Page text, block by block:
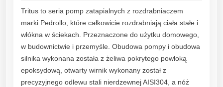
Tritus to seria pomp zatapialnych z rozdrabniaczem
marki Pedrollo, które całkowicie rozdrabniają ciała stałe i
włókna w ściekach. Przeznaczone do użytku domowego,
w budownictwie i przemyśle. Obudowa pompy i obudowa
silnika wykonana została z żeliwa pokrytego powłoką
epoksydową, otwarty wirnik wykonany został z
precyzyjnego odlewu stali nierdzewnej AISI304, a nóż